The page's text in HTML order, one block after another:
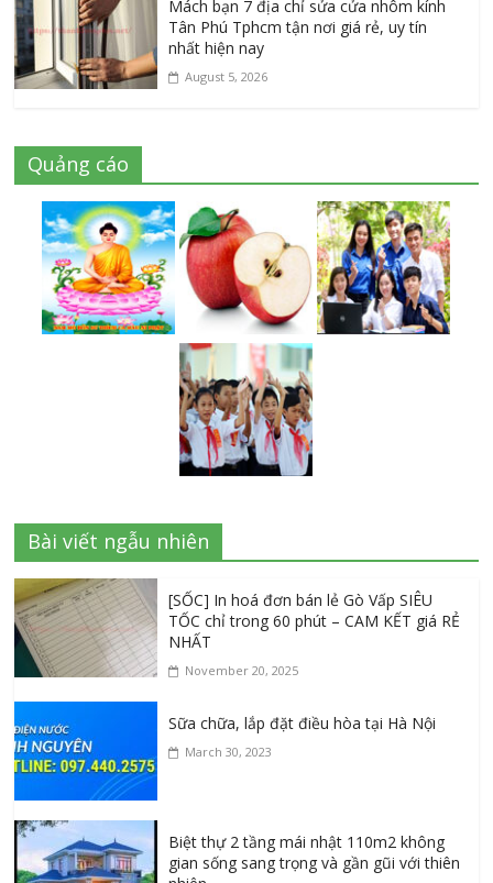
Mách bạn 7 địa chỉ sửa cửa nhôm kính
Tân Phú Tphcm tận nơi giá rẻ, uy tín
nhất hiện nay
August 5, 2026
Quảng cáo
Bài viết ngẫu nhiên
[SỐC] In hoá đơn bán lẻ Gò Vấp SIÊU
TỐC chỉ trong 60 phút – CAM KẾT giá RẺ
NHẤT
November 20, 2025
Sữa chữa, lắp đặt điều hòa tại Hà Nội
March 30, 2023
Biệt thự 2 tầng mái nhật 110m2 không
gian sống sang trọng và gần gũi với thiên